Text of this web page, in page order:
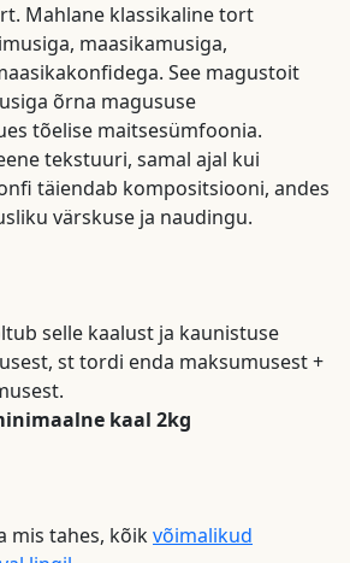
Mahlane klassikaline tort
maasikamusiga,
See magustoit
õrna magususe
tõelise maitsesümfoonia.
tekstuuri, samal ajal kui
täiendab kompositsiooni, andes
värskuse ja naudingu.
selle kaalust ja kaunistuse
st tordi enda maksumusest +
kaal 2kg
mis tahes, kõikvõimalikud